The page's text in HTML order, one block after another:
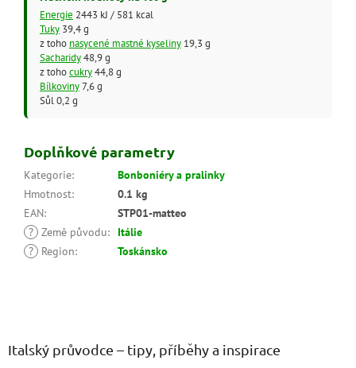
Energie 2443 kJ / 581 kcal
Tuky39,4 g
z toho nasycené mastné kyseliny19,3 g
Sacharidy48,9 g
z tohocukry44,8 g
Bílkoviny7,6 g
Sůl 0,2 g
Doplňkové parametry
Kategorie:
Bonboniéry a pralinky
Hmotnost:
0.1 kg
EAN:
STP01-matteo
? Země původu:
Itálie
?
Region: Toskánsko
Italský průvodce – tipy, příběhy a inspirace